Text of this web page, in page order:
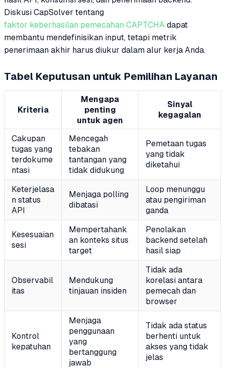
Diskusi CapSolver tentang
faktor keberhasilan pemecahan CAPTCHA dapat
membantu mendefinisikan input, tetapi metrik
penerimaan akhir harus diukur dalam alur kerja Anda.
Tabel Keputusan untuk Pemilihan Layanan
Kriteria
Mengapa
penting
untuk agen
Sinyal
kegagalan
Cakupan
tugas yang
terdokume
ntasi
Mencegah
tebakan
tantangan yang
tidak didukung
Pemetaan tugas
yang tidak
diketahui
Keterjelasa
n status
API
Menjaga polling
dibatasi
Loop menunggu
atau pengiriman
ganda
Kesesuaian
sesi
Mempertahank
an konteks situs
target
Penolakan
backend setelah
hasil siap
Observabil
itas
Mendukung
tinjauan insiden
Tidak ada
korelasi antara
pemecah dan
browser
Kontrol
kepatuhan
Menjaga
penggunaan
yang
bertanggung
jawab
Tidak ada status
berhenti untuk
akses yang tidak
jelas